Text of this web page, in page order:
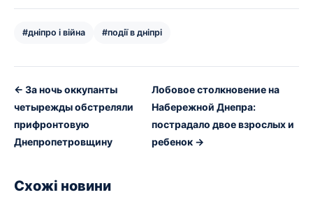
#дніпро і війна #події в дніпрі
← За ночь оккупанты
четырежды обстреляли
прифронтовую
Днепропетровщину
Лобовое столкновение на
Набережной Днепра:
пострадало двое взрослых и
ребенок →
Схожі новини